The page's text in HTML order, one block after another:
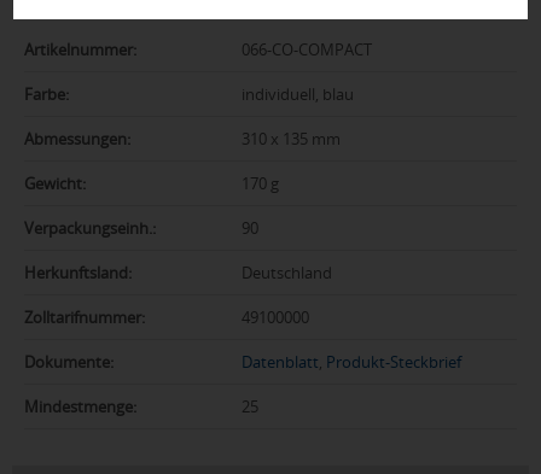
Artikelnummer: 066-CO-COMPACT
Farbe: individuell, blau
Abmessungen: 310 x 135 mm
Gewicht: 170 g
Verpackungseinh.: 90
Herkunftsland: Deutschland
Zolltarifnummer: 49100000
Dokumente: Datenblatt, Produkt-Steckbrief
Mindestmenge: 25